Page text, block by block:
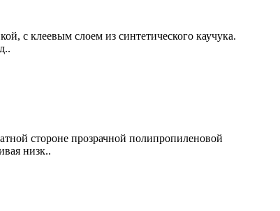
с клеевым слоем из синтетического каучука.
стороне прозрачной полипропиленовой
низк..